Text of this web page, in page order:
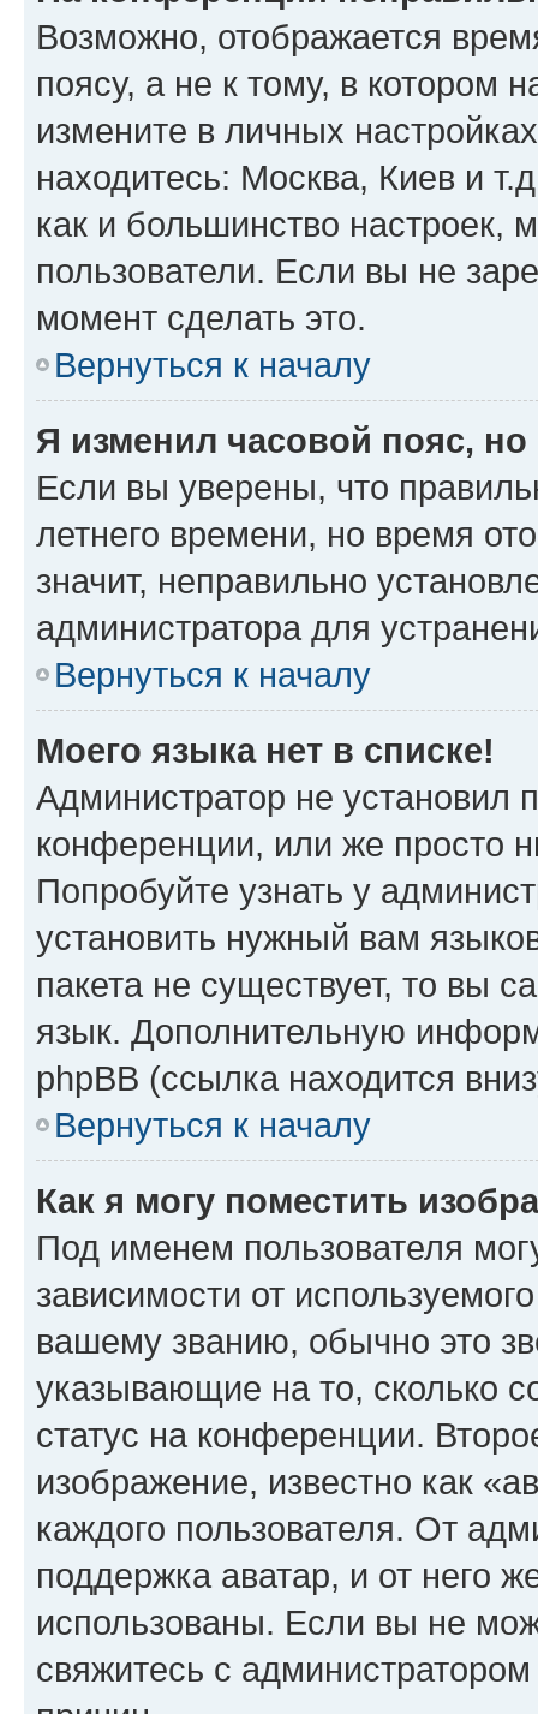
Возможно, отображается
поясу, а не к тому, в котором
измените в личных
находитесь: Москва, Киев и
как и большинство настроек,
пользователи. Если вы не
момент сделать это.
Вернуться к началу
Я изменил часовой пояс,
Если вы уверены, что
летнего времени, но время
значит, неправильно
администратора для
Вернуться к началу
Моего языка нет в списке!
Администратор не установил
конференции, или же просто
Попробуйте узнать у
установить нужный вам
пакета не существует, то вы
язык. Дополнительную
phpBB (ссылка находится
Вернуться к началу
Как я могу поместить
Под именем пользователя
зависимости от
вашему званию, обычно это
указывающие на то, сколько
статус на конференции.
изображение, известно как
каждого пользователя. От
поддержка аватар, и от него
использованы. Если вы не
свяжитесь с